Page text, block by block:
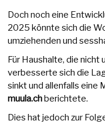
Doch noch eine
2025 könnte sich die
umziehenden und
Für Haushalte, die nicht
verbesserte sich die
sinkt und allenfalls eine
muula.ch berichtete.
Dies hat jedoch zur